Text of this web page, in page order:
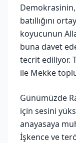
batıllığını
koyucunun
buna davet
tecrit ediliyor.
ile Mekke
Günümüzde
için sesini
anayasaya
İşkence ve